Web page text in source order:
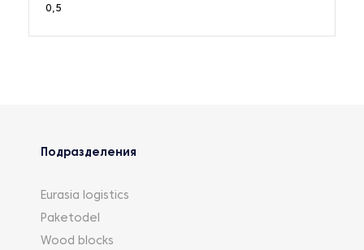
0,5
Подразделения
Eurasia logistics
Paketodel
Wood blocks